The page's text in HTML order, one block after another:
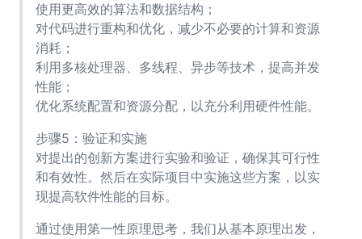
使用更高效的算法和数据结构；
对代码进行重构和优化，减少不必要的计算和资源
消耗；
利用多核处理器、多线程、异步等技术，提高并发
性能；
优化系统配置和资源分配，以充分利用硬件性能。
步骤5：验证和实施
对提出的创新方案进行实验和验证，确保其可行性
和有效性。然后在实际项目中实施这些方案，以实
现提高软件性能的目标。
通过使用第一性原理思考，我们从基本原理出发，